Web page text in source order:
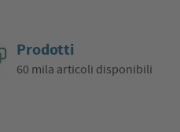
Prodotti
60 mila articoli disponibili